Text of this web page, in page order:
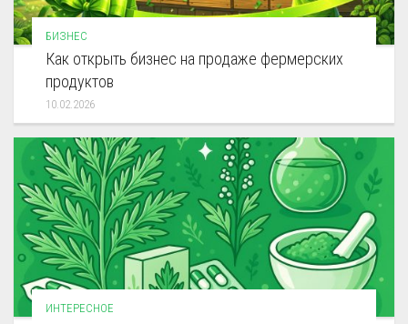
БИЗНЕС
Как открыть бизнес на продаже фермерских
продуктов
10.02.2026
ИНТЕРЕСНОЕ